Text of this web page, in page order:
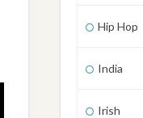
Hip Hop
India
Irish